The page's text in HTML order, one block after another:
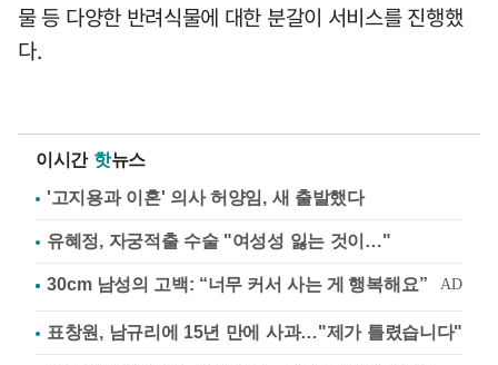
물 등 다양한 반려식물에 대한 분갈이 서비스를 진행했
다.
이시간 핫뉴스
'고지용과 이혼' 의사 허양임, 새 출발했다
유혜정, 자궁적출 수술 "여성성 잃는 것이…"
표창원, 남규리에 15년 만에 사과…"제가 틀렸습니다"